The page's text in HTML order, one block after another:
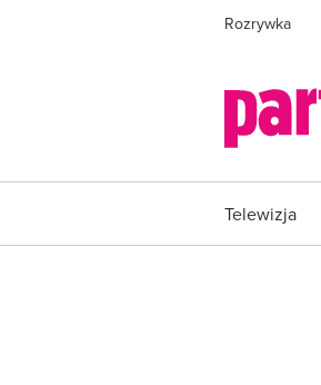
Rozrywka
Telewizja